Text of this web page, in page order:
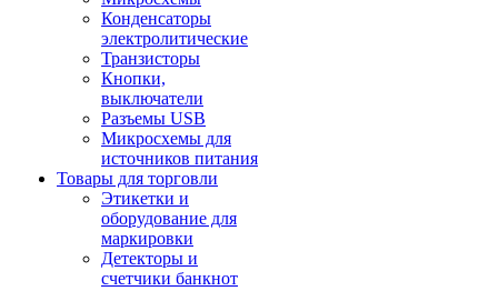
Конденсаторы
электролитические
Транзисторы
Кнопки,
выключатели
Разъемы USB
Микросхемы для
источников питания
Товары для торговли
Этикетки и
оборудование для
маркировки
Детекторы и
счетчики банкнот